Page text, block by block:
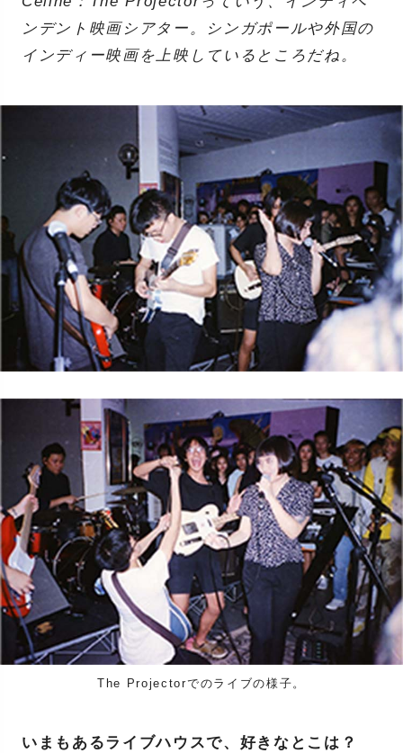
ンデント映画シアター。シンガポールや外国の
インディー映画を上映しているところだね。
The Projectorでのライブの様子。
いまもあるライブハウスで、好きなとこは？